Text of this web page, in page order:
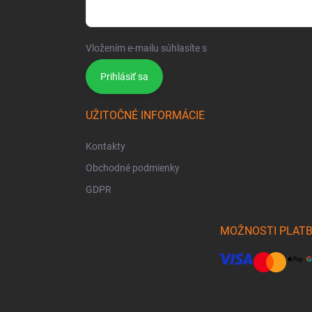
Vložením e-mailu súhlasíte s
Prihlásiť sa
UŽITOČNÉ INFORMÁCIE
Kontakty
Obchodné podmienky
GDPR
MOŽNOSTI